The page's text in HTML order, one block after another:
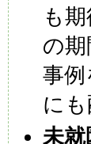
も
の
事
に
未